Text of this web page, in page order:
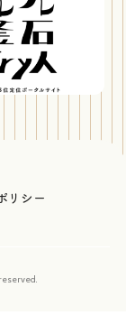
リシー